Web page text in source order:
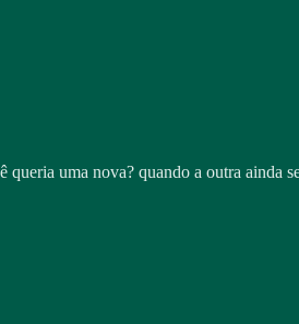
queria uma nova? quando a outra ainda